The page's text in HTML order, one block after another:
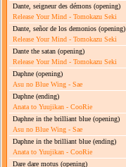
Dante, seigneur des démons (opening)
Release Your Mind - Tomokazu Seki
Dante, señor de los demonios (opening)
Release Your Mind - Tomokazu Seki
Dante the satan (opening)
Release Your Mind - Tomokazu Seki
Daphne (opening)
Asu no Blue Wing - Sae
Daphne (ending)
Anata to Yuujikan - CooRie
Daphne in the brilliant blue (opening)
Asu no Blue Wing - Sae
Daphne in the brilliant blue (ending)
Anata to Yuujikan - CooRie
Dare dare motus (opening)